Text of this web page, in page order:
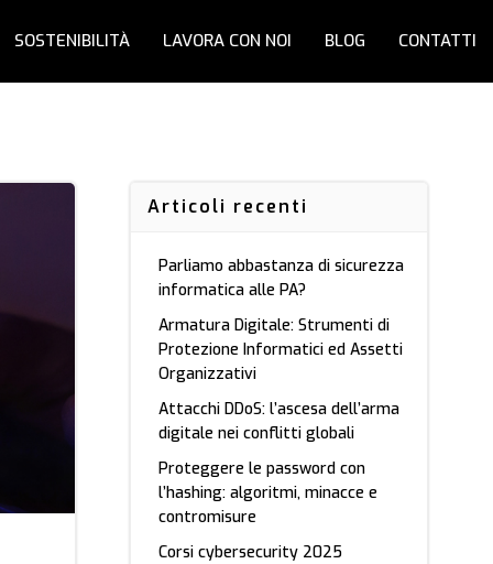
SOSTENIBILITÀ LAVORA CON NOI BLOG CONTATTI
Articoli recenti
Parliamo abbastanza di sicurezza
informatica alle PA?
Armatura Digitale: Strumenti di
Protezione Informatici ed Assetti
Organizzativi
Attacchi DDoS: l’ascesa dell’arma
digitale nei conflitti globali
Proteggere le password con
l’hashing: algoritmi, minacce e
contromisure
Corsi cybersecurity 2025